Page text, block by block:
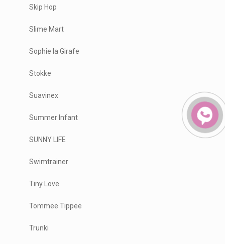
Skip Hop
Slime Mart
Sophie la Girafe
Stokke
Suavinex
Summer Infant
SUNNY LIFE
Swimtrainer
Tiny Love
Tommee Tippee
Trunki